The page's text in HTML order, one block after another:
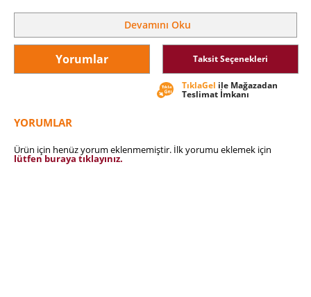
Hoşumuza gitsin ya da gitmesin, insan hala inançlarıyla
yaşıyor; inançlarını akla dayanarak şekillendirse bile, görüş
gücü, hala onu yönlendiren birçok dürtüye karşı koymasına
olanak tanımıyor. Okuyun ve kendinizi öğrenin.
Devrim sırasında etkin olan rasyonel, duygusal, mistik ve
çatışma
Devamını Oku
Yorumlar Taksit Seçenekleri
TıklaGel ile Mağazadan
Teslimat İmkanı
YORUMLAR
Ürün için henüz yorum eklenmemiştir. İlk yorumu eklemek için
lütfen buraya tıklayınız.